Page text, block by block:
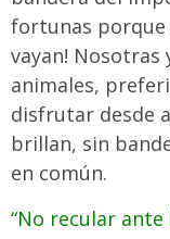
fortunas porque
vayan! Nosotras
animales,
disfrutar desde
brillan, sin
en común.
“No recular